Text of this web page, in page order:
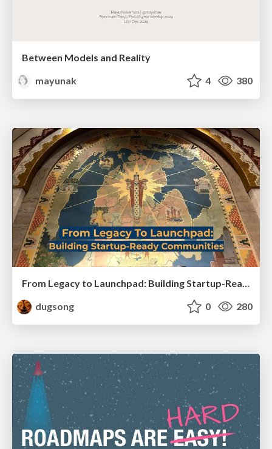
Between Models and Reality
mayunak
4 380
From Legacy to Launchpad: Building Startup-Ready Communities
dugsong
0 280